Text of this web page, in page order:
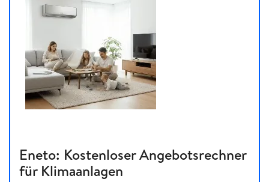
Eneto: Kostenloser Angebotsrechner
für Klimaanlagen